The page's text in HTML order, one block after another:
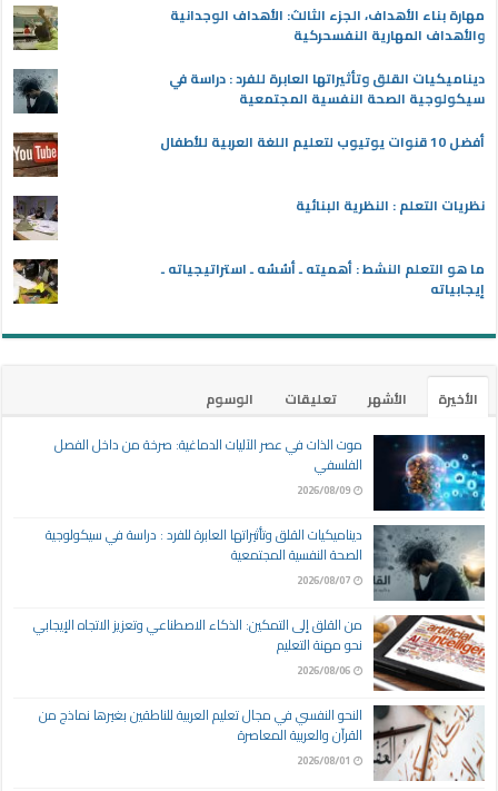
مهارة بناء الأهداف، الجزء الثالث: الأهداف الوجدانية
والأهداف المهارية النفسحركية
ديناميكيات القلق وتأثيراتها العابرة للفرد : دراسة في
سيكولوجية الصحة النفسية المجتمعية
أفضل 10 قنوات يوتيوب لتعليم اللغة العربية للأطفال
نظريات التعلم : النظرية البنائية
ما هو التعلم النشط : أهميته ـ أسُسُه ـ استراتيجياته ـ
إيجابياته
الأخيرة الأشهر تعليقات
الوسوم
موت الذات في عصر الآليات الدماغية: صرخة من داخل الفصل
الفلسفي
2026/08/09
ديناميكيات القلق وتأثيراتها العابرة للفرد : دراسة في سيكولوجية
الصحة النفسية المجتمعية
2026/08/07
من القلق إلى التمكين: الذكاء الاصطناعي وتعزيز الاتجاه الإيجابي
نحو مهنة التعليم
2026/08/06
النحو النفسي في مجال تعليم العربية للناطقين بغيرها نماذج من
القرآن والعربية المعاصرة
2026/08/01